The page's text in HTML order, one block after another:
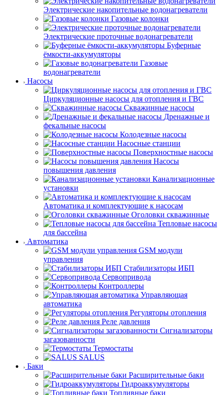
Электрические накопительные водонагреватели
Газовые колонки
Электрические проточные водонагреватели
Буферные
ёмкости-аккумуляторы
Газовые
водонагреватели
Насосы
Циркуляционные насосы для отопления и ГВС
Скважинные насосы
Дренажные и
фекальные насосы
Колодезные насосы
Насосные станции
Поверхностные насосы
Насосы
повышения давления
Канализационные
установки
Автоматика и комплектующие к насосам
Оголовки скважинные
Тепловые насосы
для бассейна
Автоматика
GSM модули
управления
Стабилизаторы ИБП
Сервопривода
Контроллеры
Управляющая
автоматика
Регуляторы отопления
Реле давления
Сигнализаторы
загазованности
Термостаты
SALUS
Баки
Расширительные баки
Гидроаккумуляторы
Топливные баки